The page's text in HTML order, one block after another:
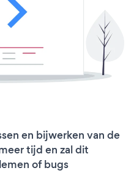
en bijwerken van de
tijd en zal dit
of bugs